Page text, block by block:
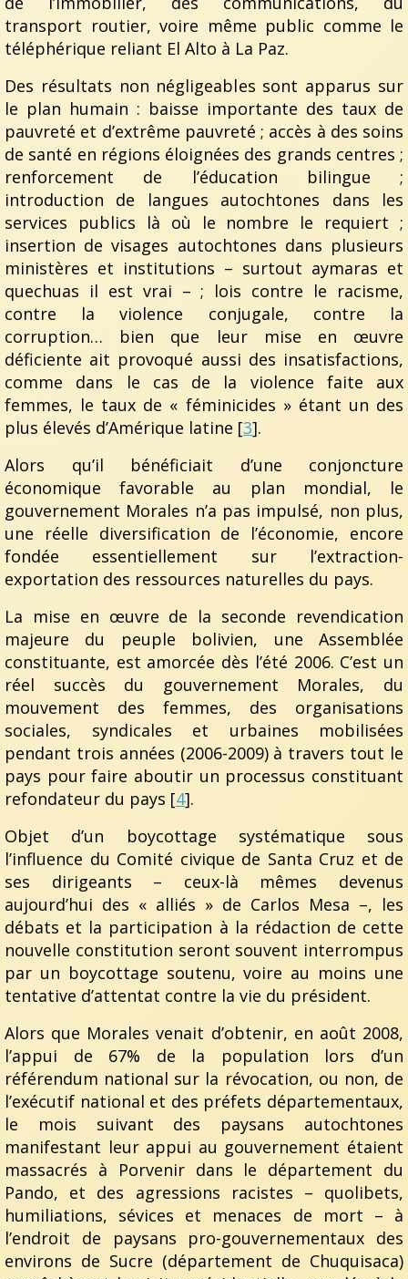
transport routier, voire même public comme le
téléphérique reliant El Alto à La Paz.
Des résultats non négligeables sont apparus sur
le plan humain : baisse importante des taux de
pauvreté et d’extrême pauvreté ; accès à des soins
de santé en régions éloignées des grands centres ;
renforcement de l’éducation bilingue ;
introduction de langues autochtones dans les
services publics là où le nombre le requiert ;
insertion de visages autochtones dans plusieurs
ministères et institutions – surtout aymaras et
quechuas il est vrai – ; lois contre le racisme,
contre la violence conjugale, contre la
corruption… bien que leur mise en œuvre
déficiente ait provoqué aussi des insatisfactions,
comme dans le cas de la violence faite aux
femmes, le taux de « féminicides » étant un des
plus élevés d’Amérique latine [3].
Alors qu’il bénéficiait d’une conjoncture
économique favorable au plan mondial, le
gouvernement Morales n’a pas impulsé, non plus,
une réelle diversification de l’économie, encore
fondée essentiellement sur l’extraction-
exportation des ressources naturelles du pays.
La mise en œuvre de la seconde revendication
majeure du peuple bolivien, une Assemblée
constituante, est amorcée dès l’été 2006. C’est un
réel succès du gouvernement Morales, du
mouvement des femmes, des organisations
sociales, syndicales et urbaines mobilisées
pendant trois années (2006-2009) à travers tout le
pays pour faire aboutir un processus constituant
refondateur du pays [4].
Objet d’un boycottage systématique sous
l’influence du Comité civique de Santa Cruz et de
ses dirigeants – ceux-là mêmes devenus
aujourd’hui des « alliés » de Carlos Mesa –, les
débats et la participation à la rédaction de cette
nouvelle constitution seront souvent interrompus
par un boycottage soutenu, voire au moins une
tentative d’attentat contre la vie du président.
Alors que Morales venait d’obtenir, en août 2008,
l’appui de 67% de la population lors d’un
référendum national sur la révocation, ou non, de
l’exécutif national et des préfets départementaux,
le mois suivant des paysans autochtones
manifestant leur appui au gouvernement étaient
massacrés à Porvenir dans le département du
Pando, et des agressions racistes – quolibets,
humiliations, sévices et menaces de mort – à
l’endroit de paysans pro-gouvernementaux des
environs de Sucre (département de Chuquisaca)